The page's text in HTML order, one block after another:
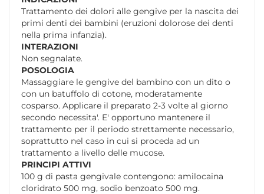
Trattamento dei dolori alle gengive per la nascita dei
primi denti dei bambini (eruzioni dolorose dei denti
nella prima infanzia).
INTERAZIONI
Non segnalate.
POSOLOGIA
Massaggiare le gengive del bambino con un dito o
con un batuffolo di cotone, moderatamente
cosparso. Applicare il preparato 2-3 volte al giorno
secondo necessita'. E' opportuno mantenere il
trattamento per il periodo strettamente necessario,
soprattutto nel caso in cui si proceda ad un
trattamento a livello delle mucose.
PRINCIPI ATTIVI
100 g di pasta gengivale contengono: amilocaina
cloridrato 500 mg, sodio benzoato 500 mg.